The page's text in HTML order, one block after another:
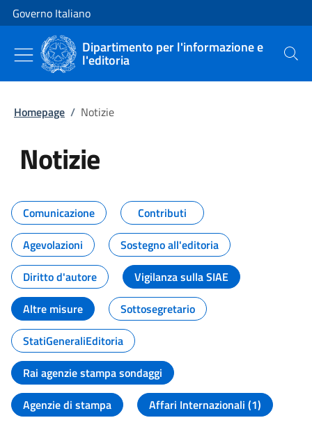
Vai al contenuto
Vai alla navigazione del sito
Governo Italiano
Dipartimento per l'informazione e
l'editoria Cerca
Homepage / Notizie
Notizie
Tutti i contenuti della pagina
Comunicazione
Contributi
Agevolazioni
Sostegno all'editoria
Diritto d'autore
Vigilanza sulla SIAE
Altre misure
Sottosegretario
StatiGeneraliEditoria
Rai agenzie stampa sondaggi
Agenzie di stampa
Affari Internazionali (1)